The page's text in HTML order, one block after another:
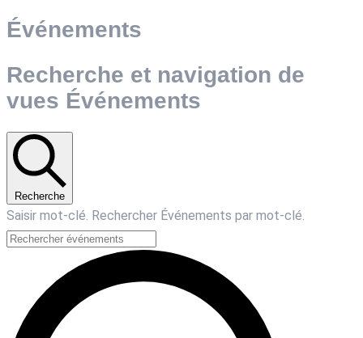
Événements
Recherche et navigation de
vues Événements
Recherche
Saisir mot-clé. Rechercher Événements par mot-clé.